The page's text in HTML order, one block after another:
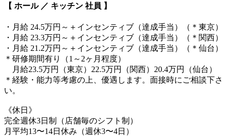
【 ホール ／ キッチン 社員 】
・月給 24.5万円～＋インセンティブ（達成手当）（＊東京）
・月給 23.3万円～＋インセンティブ（達成手当）（＊関西）
・月給 21.2万円～＋インセンティブ（達成手当）（＊仙台）
＊研修期間有り（1～2ヶ月程度）
月給23.5万円（東京）22.5万円（関西）20.4万円（仙台）
＊経験・能力等考慮の上、優遇します。面接時にご相談下さ
い。
《休日》
完全週休3日制（店舗毎のシフト制）
月平均13〜14日休み（週休3〜4日）